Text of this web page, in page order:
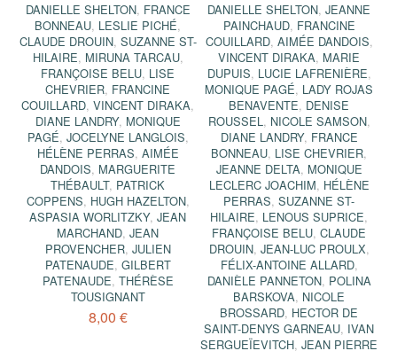
DANIELLE SHELTON, FRANCE
BONNEAU, LESLIE PICHÉ,
CLAUDE DROUIN, SUZANNE ST-
HILAIRE, MIRUNA TARCAU,
FRANÇOISE BELU, LISE
CHEVRIER, FRANCINE
COUILLARD,VINCENT DIRAKA,
DIANE LANDRY, MONIQUE
PAGÉ, JOCELYNE LANGLOIS,
HÉLÈNE PERRAS, AIMÉE
DANDOIS, MARGUERITE
THÉBAULT, PATRICK
COPPENS, HUGH HAZELTON,
ASPASIA WORLITZKY,JEAN
MARCHAND,JEAN
PROVENCHER, JULIEN
PATENAUDE, GILBERT
PATENAUDE, THÉRÈSE
TOUSIGNANT
8,00 €
DANIELLE SHELTON,JEANNE
PAINCHAUD, FRANCINE
COUILLARD, AIMÉE DANDOIS,
VINCENT DIRAKA, MARIE
DUPUIS, LUCIE LAFRENIÈRE,
MONIQUE PAGÉ, LADY ROJAS
BENAVENTE, DENISE
ROUSSEL, NICOLE SAMSON,
DIANE LANDRY, FRANCE
BONNEAU, LISE CHEVRIER,
JEANNE DELTA, MONIQUE
LECLERC JOACHIM, HÉLÈNE
PERRAS,SUZANNE ST-
HILAIRE, LENOUS SUPRICE,
FRANÇOISE BELU,CLAUDE
DROUIN, JEAN-LUC PROULX,
FÉLIX-ANTOINE ALLARD,
DANIÈLE PANNETON, POLINA
BARSKOVA, NICOLE
BROSSARD, HECTOR DE
SAINT-DENYS GARNEAU, IVAN
SERGUEÏEVITCH,JEAN PIERRE